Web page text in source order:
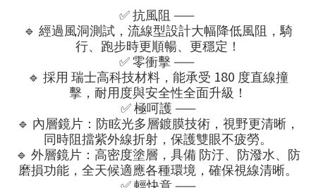
✅ 抗風阻 ——
🔹 經過風洞測試，流線型設計大幅降低風阻，騎
行、跑步時更順暢、更穩定！
✅ 零衝擊 ——
🔹 採用 瑞士高科技材料，能承受 180 度直線撞
擊，耐用度與安全性全面升級！
✅ 極呵護 ——
🔹 內層鏡片：防眩光多層鍍膜技術，視野更清晰，
同時阻擋紫外線折射，保護雙眼不疲勞。
🔹 外層鏡片：高密度塗層，具備 防汙、防潑水、防
磨損功能，全天候適應各種環境，確保視線清晰。